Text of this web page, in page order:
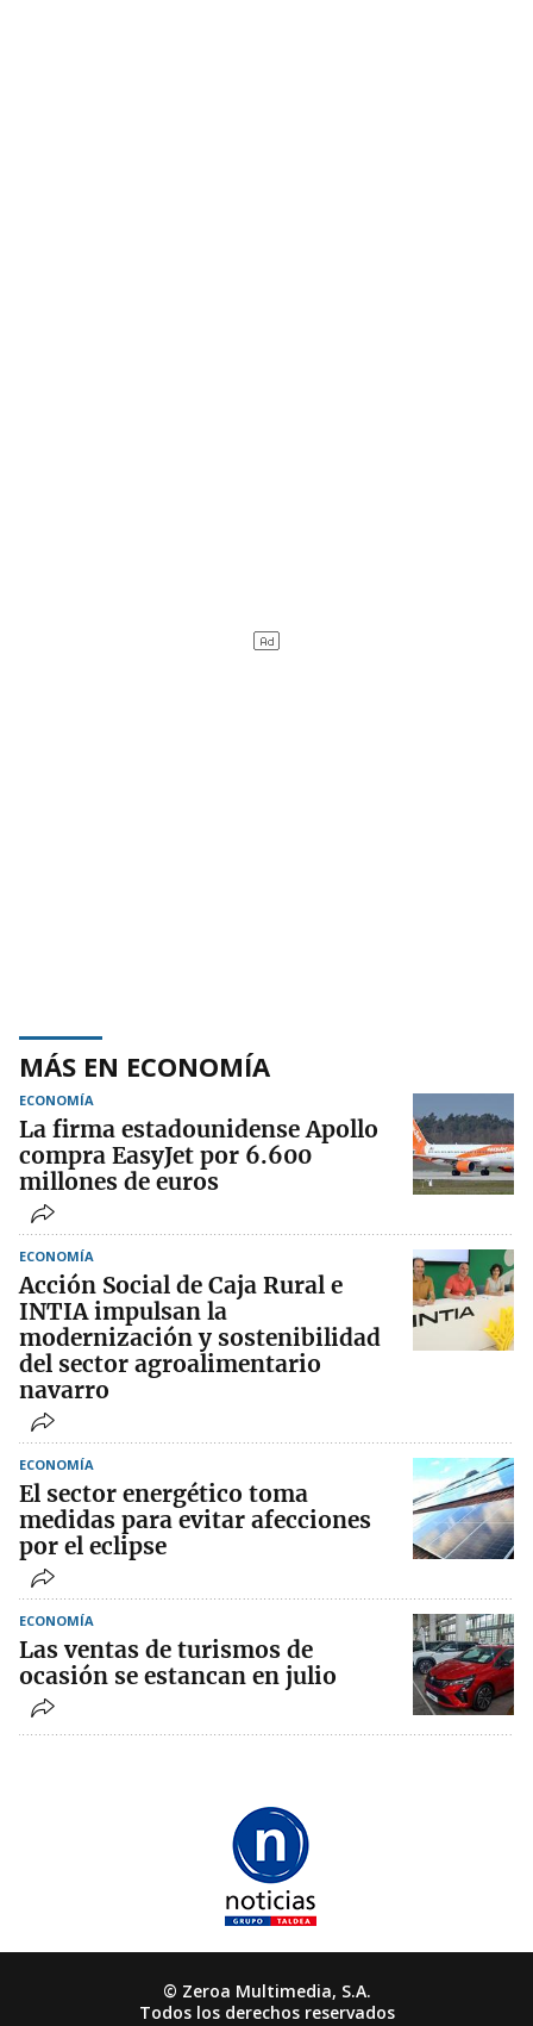
MÁS EN ECONOMÍA
ECONOMÍA
La firma estadounidense Apollo
compra EasyJet por 6.600
millones de euros
ECONOMÍA
Acción Social de Caja Rural e
INTIA impulsan la
modernización y sostenibilidad
del sector agroalimentario
navarro
ECONOMÍA
El sector energético toma
medidas para evitar afecciones
por el eclipse
ECONOMÍA
Las ventas de turismos de
ocasión se estancan en julio
© Zeroa Multimedia, S.A.
Todos los derechos reservados